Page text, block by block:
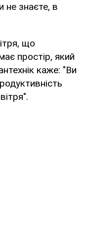
не знаєте, в
що
простір, який
каже: "Ви